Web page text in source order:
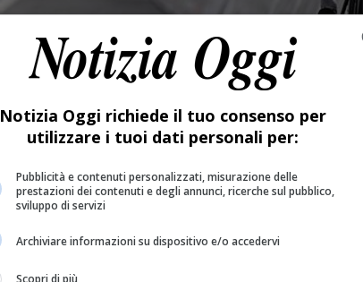
Notizia Oggi richiede il tuo consenso per
utilizzare i tuoi dati personali per:
Pubblicità e contenuti personalizzati, misurazione delle
prestazioni dei contenuti e degli annunci, ricerche sul pubblico,
sviluppo di servizi
Archiviare informazioni su dispositivo e/o accedervi
Scopri di più